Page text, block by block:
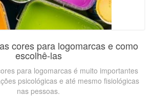
cores para logomarcas e como
escolhê-las
para logomarcas é muito importantes
psicológicas e até mesmo fisiológicas
nas pessoas.